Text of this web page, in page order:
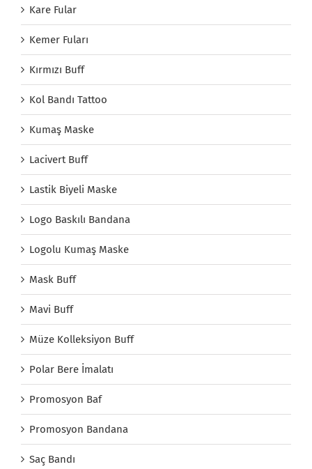
Kare Fular
Kemer Fuları
Kırmızı Buff
Kol Bandı Tattoo
Kumaş Maske
Lacivert Buff
Lastik Biyeli Maske
Logo Baskılı Bandana
Logolu Kumaş Maske
Mask Buff
Mavi Buff
Müze Kolleksiyon Buff
Polar Bere İmalatı
Promosyon Baf
Promosyon Bandana
Saç Bandı